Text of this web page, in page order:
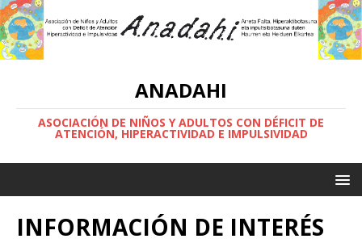
ANADAHI
ASOCIACIÓN DE NIÑOS Y ADULTOS CON DÉFICIT DE
ATENCIÓN, HIPERACTIVIDAD E IMPULSIVIDAD
INFORMACIÓN DE INTERÉS